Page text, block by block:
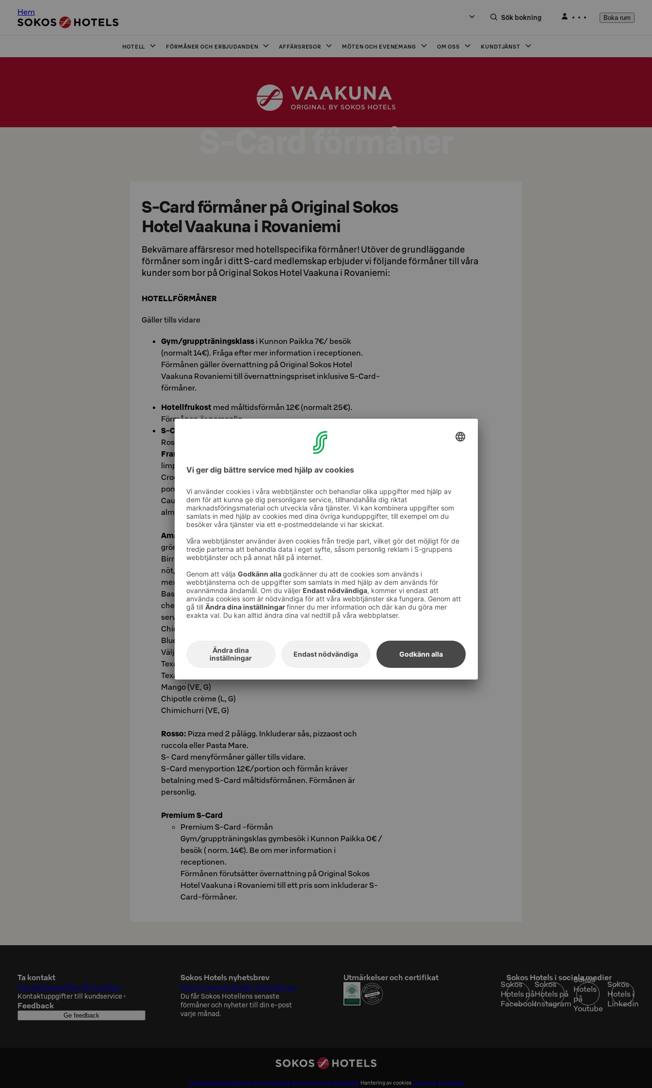
Hem
Sök bokning Boka rum
HOTELL FÖRMÅNER OCH ERBJUDANDEN AFFÄRSRESOR MÖTEN OCH EVENEMANG OM OSS KUNDTJÄNST
S-Card förmåner
S-Card förmåner på Original Sokos
Hotel Vaakuna i Rovaniemi
Bekvämare affärsresor med hotellspecifika förmåner! Utöver de grundläggande
förmåner som ingår i ditt S-card medlemskap erbjuder vi följande förmåner till våra
kunder som bor på Original Sokos Hotel Vaakuna i Rovaniemi:
HOTELLFÖRMÅNER
Gäller tills vidare
Gym/gruppträningsklass i Kunnon Paikka 7€/ besök
(normalt 14€). Fråga efter mer information i receptionen.
Förmånen gäller övernattning på Original Sokos Hotel
Vaakuna Rovaniemi till övernattningspriset inklusive S-Card-
förmåner.
Hotellfrukost med måltidsförmån 12€ (normalt 25€).
Förmånen är personlig.
S-Card-menyer
finns på restaurangerna Frans & Chérie,
Rosso, Amarillo Rovaniemi.
Frans & Chérie:
Laxsoppa (L) Krämig laxsoppa och Malahde-
limpa.
Croque-Monsieur (L) Husets varma skink- och ostsmörgås,
pommes frites och aioli.
Cauliflower – Chour-Fleur N G VN Roasted cauliflower and
almonds, bean purée, baby gem lettuce and vinaigrette
Amarillo:
Creamy Cheddar Chiken (G,L). Kycklingfilé, varma
grönsaker och cheddarostsås. Även potatisklyftor.
Birria Burritos (L).2 fyllda burritos med pulled beef hanger av
nöt, lök, paprika, ris och kryddig salsa, serveras med
mexikansk birriaköttbuljong, picklad rödkål och gräslök.
Base Burger (L). Briochebröd, hamburgerbiff, bacon,
cheddarost, dijonmajonnäs, husets ketchup och saltgurka,
serveras med pommes frites.
Chicken wings 10 st. ( G,L)
Blue cheese-dipp samt gurkoch morotsstavar.
Välj sås:
Texas Pete Medium (VE, G)
Texas Pete Extra-Hot (VE, G)
Mango (VE, G)
Chipotle crème (L, G)
Chimichurri (VE, G)
Rosso: Pizza med 2 pålägg. Inkluderar sås, pizzaost och
ruccola eller Pasta Mare.
S- Card menyförmåner gäller tills vidare.
S-Card menyportion 12€/portion och förmån kräver
betalning med S-Card måltidsförmånen. Förmånen är
personlig.
Premium S-Card
Premium S-Card -förmån
Gym/gruppträningsklas gymbesök i Kunnon Paikka 0€ /
besök ( norm. 14€). Be om mer information i
receptionen.
Förmånen förutsätter övernattning på Original Sokos
Hotel Vaakuna i Rovaniemi till ett pris som inkluderar S-
Card-förmåner.
Ta kontakt
Kontaktuppgifter till hotellen
Kontaktuppgifter till kundservice ›
Feedback
Ge feedback
Sokos Hotels nyhetsbrev
Prenumerera på vårt nyhetsbrev
Du får Sokos Hotellens senaste
förmåner och nyheter till din e-post
varje månad.
Utmärkelser och certifikat Sokos Hotels i sociala medier
Sokos
Hotels på
Facebook
Sokos
Hotels på
Instagram
Sokos
Hotels
på
Youtube
Sokos
Hotels i
Linkedin
Tillgänglighetsutlåtanden BokningsvillkorAnvändarvillkor Dataskydd Hantering av cookies Copyright För medier